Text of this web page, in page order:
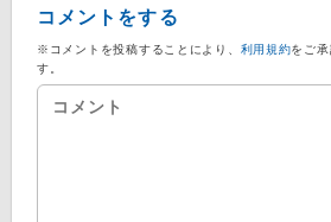
コメントをする
※コメントを投稿することにより、 利用規約をご
す。